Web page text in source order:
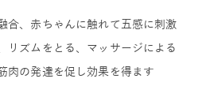
合、赤ちゃんに触れて五感に刺激
リズムをとる、マッサージによる
肉の発達を促し効果を得ます